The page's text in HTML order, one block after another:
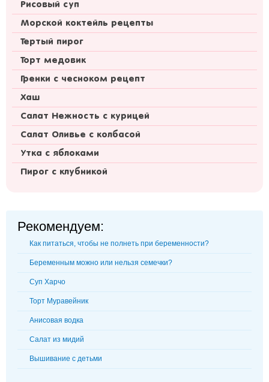
Рисовый суп
Морской коктейль рецепты
Тертый пирог
Торт медовик
Гренки с чесноком рецепт
Хаш
Салат Нежность с курицей
Салат Оливье с колбасой
Утка с яблоками
Пирог с клубникой
Рекомендуем:
Как питаться, чтобы не полнеть при беременности?
Беременным можно или нельзя семечки?
Суп Харчо
Торт Муравейник
Анисовая водка
Cалат из мидий
Вышивание с детьми